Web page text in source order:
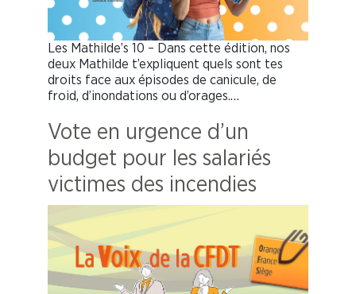
Les Mathilde’s 10 – Dans cette édition, nos
deux Mathilde t’expliquent quels sont tes
droits face aux épisodes de canicule, de
froid, d’inondations ou d’orages.…
Vote en urgence d’un
budget pour les salariés
victimes des incendies